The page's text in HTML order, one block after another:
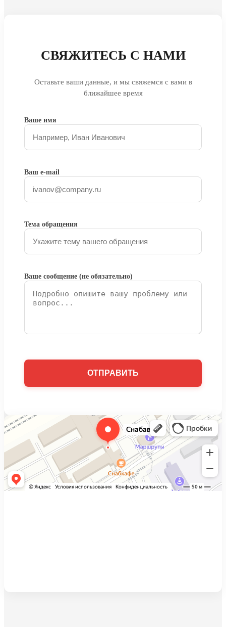
СВЯЖИТЕСЬ С НАМИ
Оставьте ваши данные, и мы свяжемся с вами в
ближайшее время
Ваше имя
Ваш e-mail
Тема обращения
Ваше сообщение (не обязательно)